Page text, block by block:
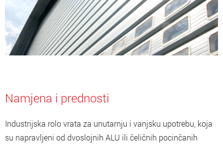
Namjena i prednosti
Industrijska rolo vrata za unutarnju i vanjsku upotrebu, koja
su napravljeni od dvoslojnih ALU ili čeličnih pocinčanih